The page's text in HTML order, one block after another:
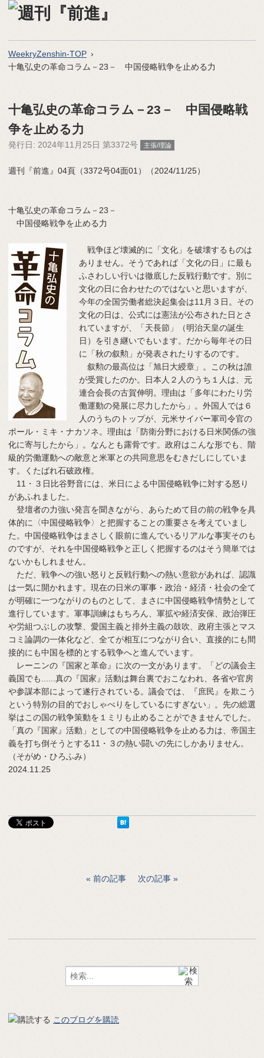
WeekryZenshin-TOP
十亀弘史の革命コラム－23－ 中国侵略戦争を止める力
十亀弘史の革命コラム－23－ 中国侵略戦
争を止める力
発行日: 2024年11月25日 第3372号 主張/理論
週刊『前進』04頁（3372号04面01）（2024/11/25）
十亀弘史の革命コラム－23－
中国侵略戦争を止める力
戦争ほど壊滅的に「文化」を破壊するものは
ありません。そうであれば「文化の日」に最も
ふさわしい行いは徹底した反戦行動です。別に
文化の日に合わせたのではないと思いますが、
今年の全国労働者総決起集会は11月３日。その
文化の日は、公式には憲法が公布された日とさ
れていますが、「天長節」（明治天皇の誕生
日）を引き継いでもいます。だから毎年その日
に「秋の叙勲」が発表されたりするのです。
叙勲の最高位は「旭日大綬章」。この秋は誰
が受賞したのか。日本人２人のうち１人は、元
連合会長の古賀伸明。理由は「多年にわたり労
働運動の発展に尽力したから」。外国人では６
人のうちのトップが、元米サイバー軍司令官の
ポール・ミキ・ナカソネ。理由は「防衛分野における日米関係の強
化に寄与したから」。なんとも露骨です。政府はこんな形でも、階
級的労働運動への敵意と米軍との共同意思をむきだしにしていま
す。くたばれ石破政権。
11・３日比谷野音には、米日による中国侵略戦争に対する怒り
があふれました。
登壇者の力強い発言を聞きながら、あらためて目の前の戦争を具
体的に〈中国侵略戦争〉と把握することの重要さを考えていまし
た。中国侵略戦争はまさしく眼前に進んでいるリアルな事実そのも
のですが、それを中国侵略戦争と正しく把握するのはそう簡単では
ないかもしれません。
ただ、戦争への強い怒りと反戦行動への熱い意欲があれば、認識
は一気に開かれます。現在の日米の軍事・政治・経済・社会の全て
が明確に一つながりのものとして、まさに中国侵略戦争情勢として
進行しています。軍事訓練はもちろん、軍拡や経済安保、政治弾圧
や労組つぶしの攻撃、愛国主義と排外主義の鼓吹、政府主張とマス
コミ論調の一体化など、全てが相互につながり合い、直接的にも間
接的にも中国を標的とする戦争へと進んでいます。
レーニンの『国家と革命』に次の一文があります。「どの議会主
義国でも......真の『国家』活動は舞台裏でおこなわれ、各省や官房
や参謀本部によって遂行されている。議会では、『庶民』を欺こう
という特別の目的でおしゃべりをしているにすぎない」。先の総選
挙はこの国の戦争策動を１ミリも止めることができませんでした。
「真の『国家』活動」としての中国侵略戦争を止める力は、帝国主
義を打ち倒そうとする11・３の熱い闘いの先にしかありません。
（そがめ・ひろふみ）
2024.11.25
前の記事 次の記事
このブログを購読